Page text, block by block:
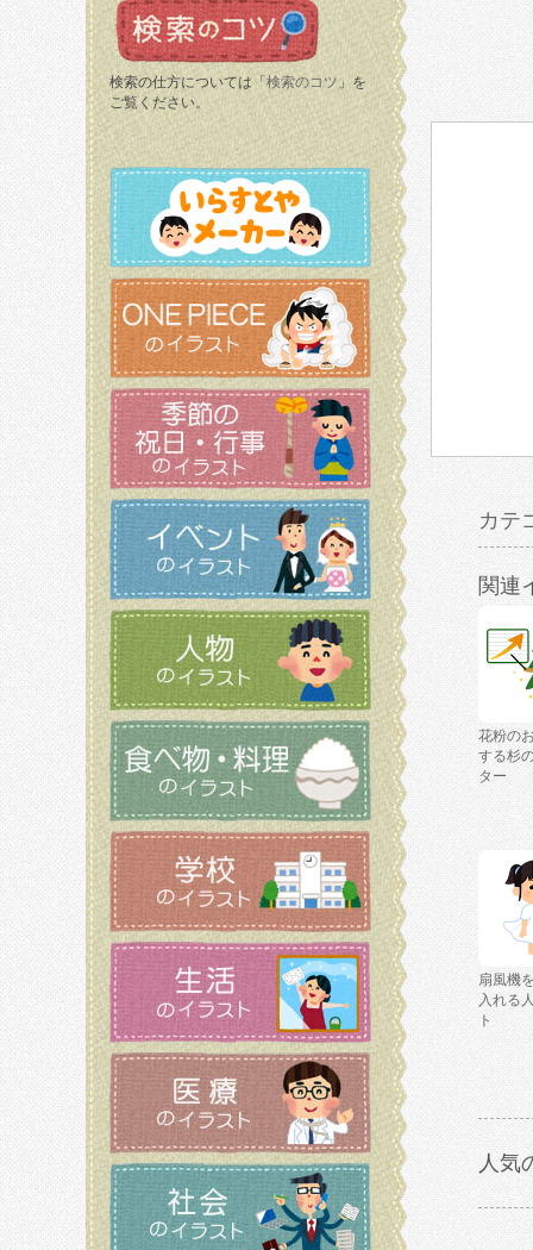
検索の仕方については「 検索のコツ 」を
ご覧ください。
カテ
関連
花粉の
する杉
ター
扇風機
入れる
ト
人気